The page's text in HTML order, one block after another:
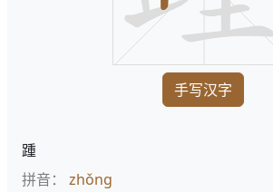
手写汉字
踵
拼音： zhǒng